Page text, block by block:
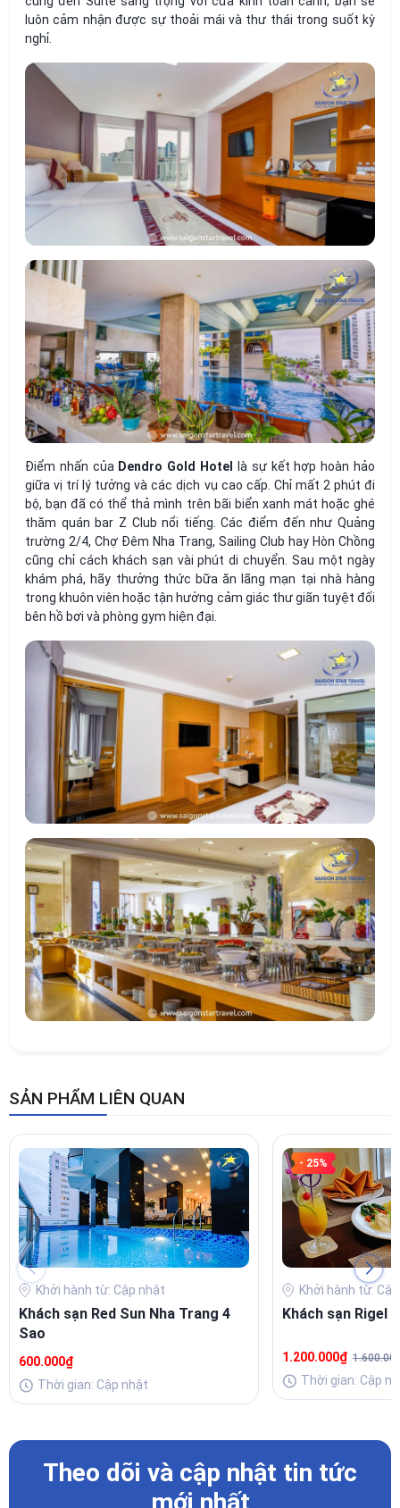
luôn cảm nhận được sự thoải mái và thư thái trong suốt kỳ
nghỉ.
Điểm nhấn của Dendro Gold Hotel
là sự kết hợp hoàn hảo
giữa vị trí lý tưởng và các dịch vụ cao cấp. Chỉ mất 2 phút đi
bộ, bạn đã có thể thả mình trên bãi biển xanh mát hoặc ghé
thăm quán bar Z Club nổi tiếng. Các điểm đến như Quảng
trường 2/4, Chợ Đêm Nha Trang, Sailing Club hay Hòn Chồng
cũng chỉ cách khách sạn vài phút di chuyển. Sau một ngày
khám phá, hãy thưởng thức bữa ăn lãng mạn tại nhà hàng
trong khuôn viên hoặc tận hưởng cảm giác thư giãn tuyệt đối
bên hồ bơi và phòng gym hiện đại.
SẢN PHẨM LIÊN QUAN
Khởi hành từ: Cập nhật
Khách sạn Red Sun Nha Trang 4
Sao
600.000₫
Thời gian: Cập nhật
- 25%
Khởi hành từ:
Khách sạn Rigel
1.200.000₫
Thời gian: Cập
Theo dõi và cập nhật tin tức